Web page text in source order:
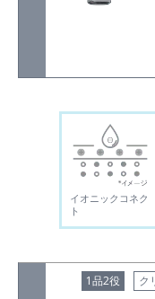
イオニックコネク
ト
1品2役 ク